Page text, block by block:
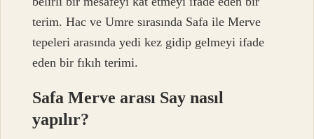
terim. Hac ve Umre sırasında Safa ile Merve
tepeleri arasında yedi kez gidip gelmeyi ifade
eden bir fıkıh terimi.
Safa Merve arası Say nasıl
yapılır?